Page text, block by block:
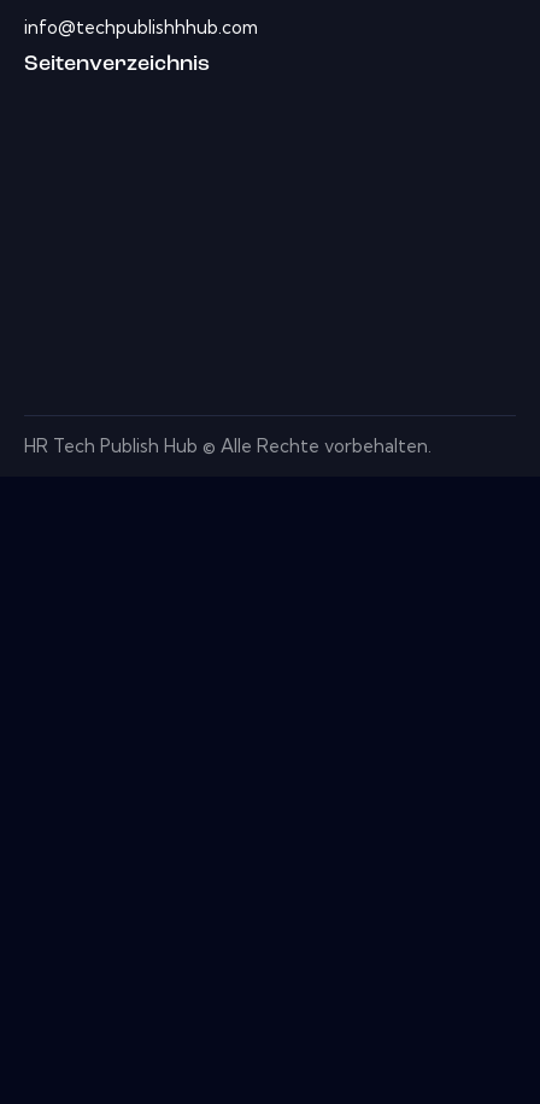
info@techpublishhhub.com
Seitenverzeichnis
HR Tech Publish Hub © Alle Rechte vorbehalten.